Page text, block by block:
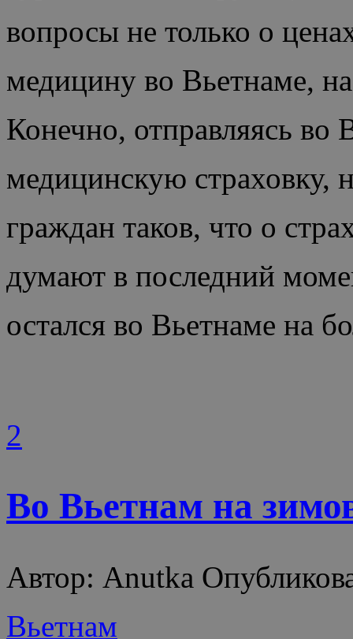
вопросы не только о
медицину во Вьетнаме,
Конечно, отправляясь во
медицинскую страховку,
граждан таков, что о
думают в последний
остался во Вьетнаме на
2
Во Вьетнам на
Автор: Anutka
Вьетнам